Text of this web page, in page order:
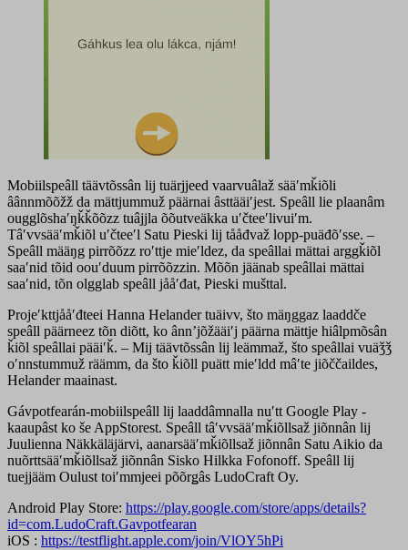
Mobiilspeâll täävtõssân lij tuärjjeed vaarvuâlaž sääʹmǩiõli
âânnmõõžž da mättjummuž päärnai âsttääiʹjest. Speâll lie plaanâm
ougglõshaʹŋǩǩõõzz tuâjjla õõutveäkka uʹčteeʹlivuiʹm.
Tâʹvvsääʹmǩiõl uʹčteeʹl Satu Pieski lij tååđvaž lopp-puäđõʹsse. –
Speâll määŋg pirrõõzz roʹttje mieʹldez, da speâllai mättai arggǩiõl
saaʹnid tõid oouʹduum pirrõõzzin. Mõõn jäänab speâllai mättai
saaʹnid, tõn olgglab speâll jååʹđat, Pieski mušttal.
Projeʹkttjååʹđteei Hanna Helander tuäivv, što mäŋggaz laaddče
speâll päärneez tõn diõtt, ko ânnʼjõžääiʹj päärna mättje hiâlpmõsân
ǩiõl speâllai pääiʹǩ. – Mij täävtõssân lij leämmaž, što speâllai vuäǯǯ
oʹnnstummuž räämm, da što ǩiõll puätt mieʹldd mâʹte jiõččaildes,
Helander maainast.
Gávpotfearán-mobiilspeâll lij laaddâmnalla nuʹtt Google Play -
kaaupâst ko še AppStorest. Speâll tâʹvvsääʹmǩiõllsaž jiõnnân lij
Juulienna Näkkäläjärvi, aanarsääʹmǩiõllsaž jiõnnân Satu Aikio da
nuõrttsääʹmǩiõllsaž jiõnnân Sisko Hilkka Fofonoff. Speâll lij
tuejjääm Oulust toiʹmmjeei põõrǥâs LudoCraft Oy.
Android Play Store: https://play.google.com/store/apps/details?
id=com.LudoCraft.Gavpotfearan
iOS : https://testflight.apple.com/join/VlOY5hPi